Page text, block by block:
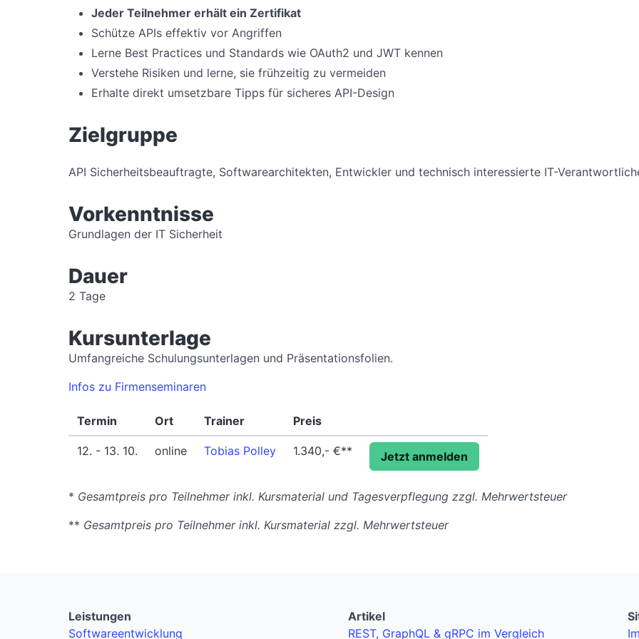
Jeder Teilnehmer erhält ein Zertifikat
Schütze APIs effektiv vor Angriffen
Lerne Best Practices und Standards wie OAuth2 und JWT kennen
Verstehe Risiken und lerne, sie frühzeitig zu vermeiden
Erhalte direkt umsetzbare Tipps für sicheres API-Design
Zielgruppe
API Sicherheitsbeauftragte, Softwarearchitekten, Entwickler und technisch interessierte IT-
Vorkenntnisse
Grundlagen der IT Sicherheit
Dauer
2 Tage
Kursunterlage
Umfangreiche Schulungsunterlagen und Präsentationsfolien.
Infos zu Firmenseminaren
Termin Ort Trainer Preis
12. - 13. 10. online Tobias Polley 1.340,- €** Jetzt anmelden
* Gesamtpreis pro Teilnehmer inkl. Kursmaterial und Tagesverpflegung zzgl. Mehrwertsteuer
** Gesamtpreis pro Teilnehmer inkl. Kursmaterial zzgl. Mehrwertsteuer
Leistungen
Softwareentwicklung
Artikel
REST, GraphQL & gRPC im Vergleich